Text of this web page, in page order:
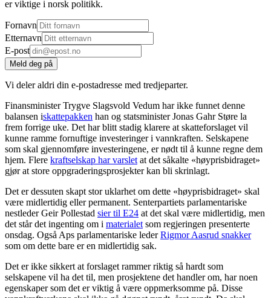
er viktige i norsk politikk.
Fornavn
Etternavn
E-post
Meld deg på
Vi deler aldri din e-postadresse med tredjeparter.
Finansminister Trygve Slagsvold Vedum har ikke funnet denne
balansen iskattepakken han og statsminister Jonas Gahr Støre la
frem forrige uke. Det har blitt stadig klarere at skatteforslaget vil
kunne ramme fornuftige investeringer i vannkraften. Selskapene
som skal gjennomføre investeringene, er nødt til å kunne regne dem
hjem. Flere kraftselskap har varslet at det såkalte «høyprisbidraget»
gjør at store oppgraderingsprosjekter kan bli skrinlagt.
Det er dessuten skapt stor uklarhet om dette «høyprisbidraget» skal
være midlertidig eller permanent. Senterpartiets parlamentariske
nestleder Geir Pollestad sier til E24 at det skal være midlertidig, men
det står det ingenting om i materialet som regjeringen presenterte
onsdag. Også Aps parlamentariske lederRigmor Aasrud snakker
som om dette bare er en midlertidig sak.
Det er ikke sikkert at forslaget rammer riktig så hardt som
selskapene vil ha det til, men prosjektene det handler om, har noen
egenskaper som det er viktig å være oppmerksomme på. Disse